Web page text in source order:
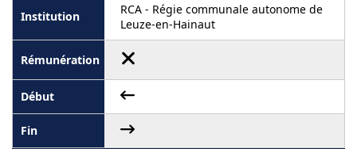
RCA - Régie communale autonome de
Leuze-en-Hainaut